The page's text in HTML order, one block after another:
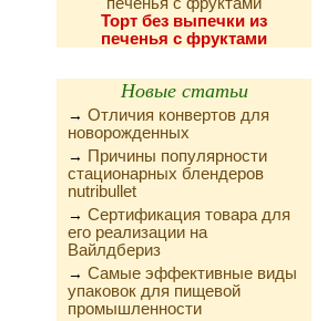
Торт без выпечки из
печенья с фруктами
Новые статьи
→ Отличия конвертов для
новорожденных
→ Причины популярности
стационарных блендеров
nutribullet
→ Сертификация товара для
его реализации на
Вайлдбериз
→ Самые эффективные виды
упаковок для пищевой
промышленности